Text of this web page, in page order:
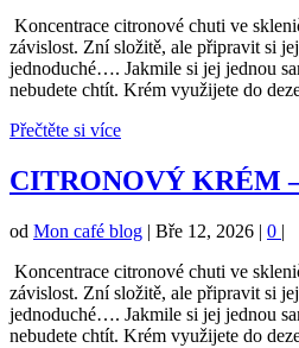
Koncentrace citronové chuti ve
závislost. Zní složitě, ale připravit si
jednoduché…. Jakmile si jej jednou
nebudete chtít. Krém využijete do
Přečtěte si více
CITRONOVÝ KRÉM
od Mon café blog | Bře 12, 2026 | 0 |
Koncentrace citronové chuti ve
závislost. Zní složitě, ale připravit si
jednoduché…. Jakmile si jej jednou
nebudete chtít. Krém využijete do